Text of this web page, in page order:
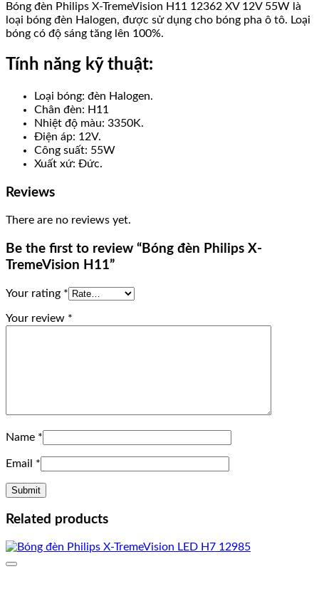
Bóng đèn Philips X-TremeVision H11 12362 XV 12V 55W là
loại bóng đèn Halogen, được sử dụng cho bóng pha ô tô. Loại
bóng có độ sáng tăng lên 100%.
Tính năng kỹ thuật:
Loại bóng: đèn Halogen.
Chân đèn: H11
Nhiệt độ màu: 3350K.
Điện áp: 12V.
Công suất: 55W
Xuất xứ: Đức.
Reviews
There are no reviews yet.
Be the first to review “Bóng đèn Philips X-
TremeVision H11”
Your rating *
Your review *
Name *
Email *
Related products